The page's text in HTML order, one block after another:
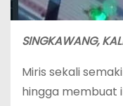
SINGKAWANG,
Miris sekali
hingga membuat